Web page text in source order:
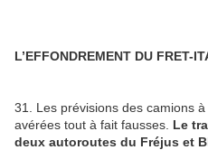
L’EFFONDREMENT DU FRET-
31. Les prévisions des camions
avérées tout à fait fausses. Le
deux autoroutes du Fréjus et